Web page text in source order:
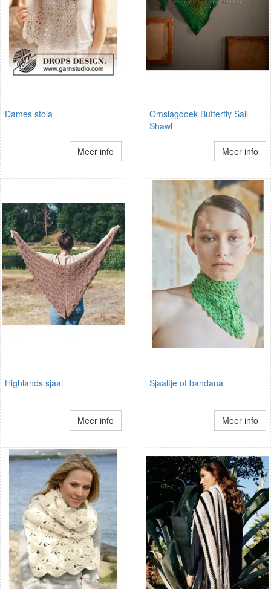
Dames stola
Meer info
Omslagdoek Butterfly Sail
Shawl
Meer info
Highlands sjaal
Meer info
Sjaaltje of bandana
Meer info